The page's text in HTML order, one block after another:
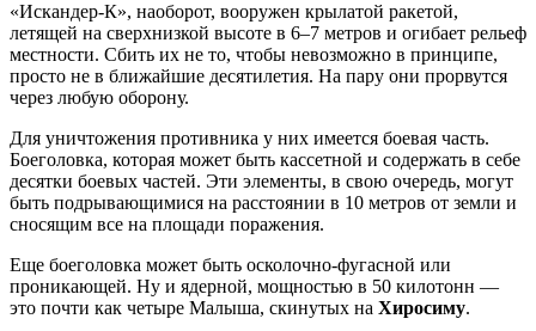
«Искандер-К», наоборот, вооружен крылатой ракетой,
летящей на сверхнизкой высоте в 6–7 метров и огибает рельеф
местности. Сбить их не то, чтобы невозможно в принципе,
просто не в ближайшие десятилетия. На пару они прорвутся
через любую оборону.
Для уничтожения противника у них имеется боевая часть.
Боеголовка, которая может быть кассетной и содержать в себе
десятки боевых частей. Эти элементы, в свою очередь, могут
быть подрывающимися на расстоянии в 10 метров от земли и
сносящим все на площади поражения.
Еще боеголовка может быть осколочно-фугасной или
проникающей. Ну и ядерной, мощностью в 50 килотонн —
это почти как четыре Малыша, скинутых на Хиросиму.